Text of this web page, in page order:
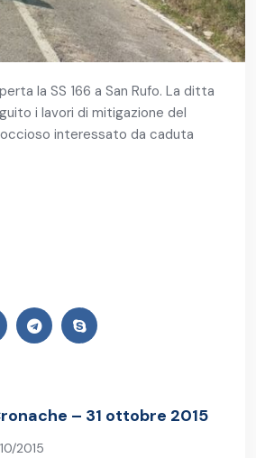
la SS 166 a San Rufo. La ditta
i lavori di mitigazione del
interessato da caduta
– 31 ottobre 2015
2015